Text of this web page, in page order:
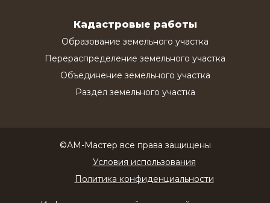
Кадастровые работы
Образование земельного участка
Перераспределение земельного участка
Объединение земельного участка
Раздел земельного участка
©АМ-Мастер все права защищены
Условия использования
Политика конфиденциальности